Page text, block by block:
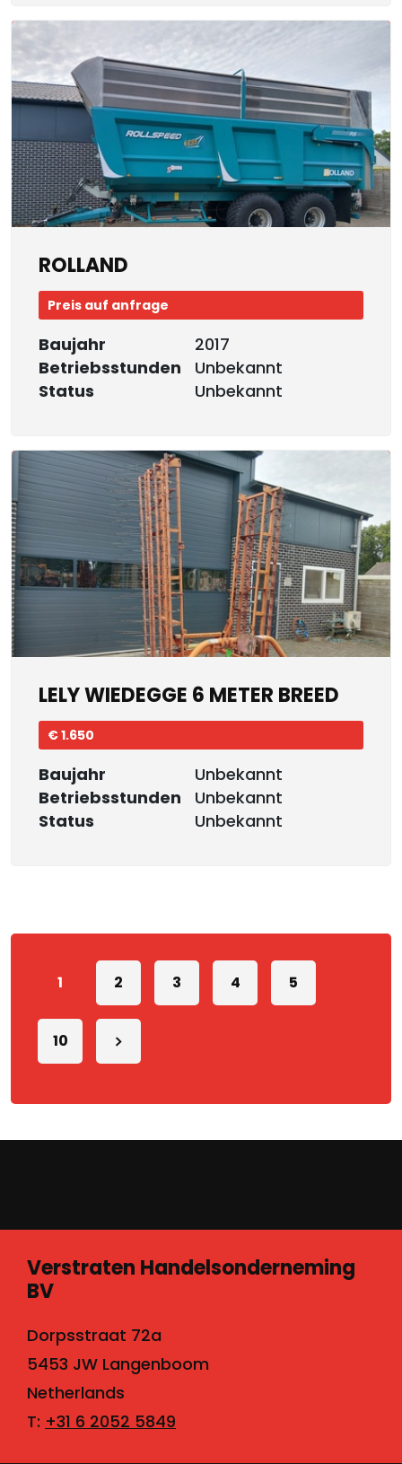
ROLLAND
Preis auf anfrage
Baujahr
2017
Betriebsstunden
Unbekannt
Status
Unbekannt
LELY WIEDEGGE 6 METER BREED
€ 1.650
Baujahr
Unbekannt
Betriebsstunden
Unbekannt
Status
Unbekannt
1 2 3 4 5
10
Verstraten Handelsonderneming
BV
Dorpsstraat 72a
5453 JW Langenboom
Netherlands
T: +31 6 2052 5849